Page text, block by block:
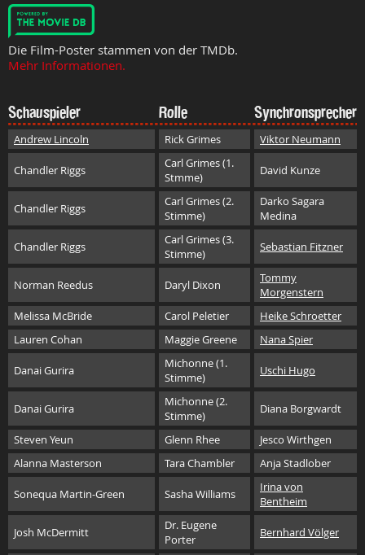
Die Film-Poster stammen von der TMDb.
Mehr Informationen.
Schauspieler Rolle Synchronsprecher
Andrew Lincoln Rick Grimes Viktor Neumann
Chandler Riggs
Carl Grimes (1.
Stmme)
David Kunze
Chandler Riggs
Carl Grimes (2.
Stimme)
Darko Sagara
Medina
Chandler Riggs
Carl Grimes (3.
Stimme)
Sebastian Fitzner
Norman Reedus Daryl Dixon
Tommy
Morgenstern
Melissa McBride
Carol Peletier
Heike Schroetter
Lauren Cohan
Maggie Greene Nana Spier
Danai Gurira
Michonne (1.
Stimme)
Uschi Hugo
Danai Gurira
Michonne (2.
Stimme)
Diana Borgwardt
Steven Yeun Glenn Rhee
Jesco Wirthgen
Alanna Masterson
Tara Chambler Anja Stadlober
Sonequa Martin-Green Sasha Williams
Irina von
Bentheim
Josh McDermitt
Dr. Eugene
Porter
Bernhard Völger